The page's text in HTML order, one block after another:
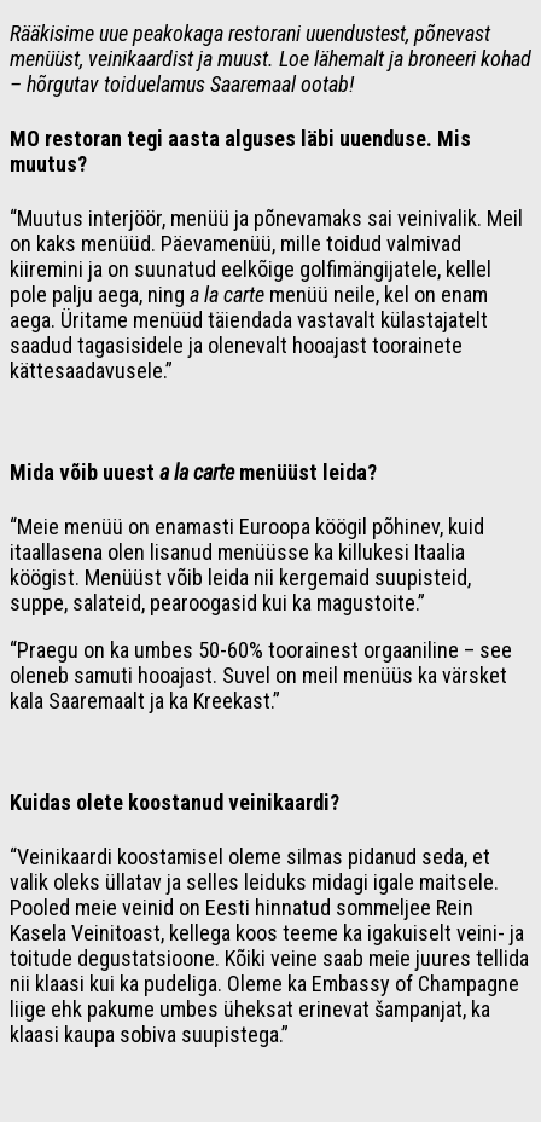
Rääkisime uue peakokaga restorani uuendustest, põnevast
menüüst, veinikaardist ja muust. Loe lähemalt ja broneeri kohad
– hõrgutav toiduelamus Saaremaal ootab!
MO restoran tegi aasta alguses läbi uuenduse. Mis
muutus?
“Muutus interjöör, menüü ja põnevamaks sai veinivalik. Meil
on kaks menüüd. Päevamenüü, mille toidud valmivad
kiiremini ja on suunatud eelkõige golfimängijatele, kellel
pole palju aega, ning a la carte menüü neile, kel on enam
aega. Üritame menüüd täiendada vastavalt külastajatelt
saadud tagasisidele ja olenevalt hooajast toorainete
kättesaadavusele.”
Mida võib uuest a la cartemenüüst leida?
“Meie menüü on enamasti Euroopa köögil põhinev, kuid
itaallasena olen lisanud menüüsse ka killukesi Itaalia
köögist. Menüüst võib leida nii kergemaid suupisteid,
suppe, salateid, pearoogasid kui ka magustoite.”
“Praegu on ka umbes 50-60% toorainest orgaaniline – see
oleneb samuti hooajast. Suvel on meil menüüs ka värsket
kala Saaremaalt ja ka Kreekast.”
Kuidas olete koostanud veinikaardi?
“Veinikaardi koostamisel oleme silmas pidanud seda, et
valik oleks üllatav ja selles leiduks midagi igale maitsele.
Pooled meie veinid on Eesti hinnatud sommeljee Rein
Kasela Veinitoast, kellega koos teeme ka igakuiselt veini- ja
toitude degustatsioone. Kõiki veine saab meie juures tellida
nii klaasi kui ka pudeliga. Oleme ka Embassy of Champagne
liige ehk pakume umbes üheksat erinevat šampanjat, ka
klaasi kaupa sobiva suupistega.”